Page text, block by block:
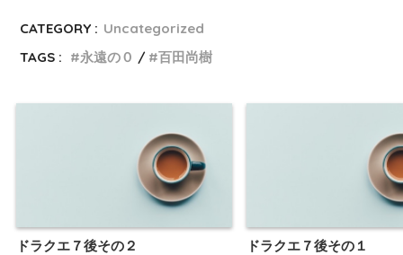
CATEGORY : Uncategorized
TAGS :
永遠の０ 百田尚樹
ドラクエ７後その２ ドラクエ７後その１